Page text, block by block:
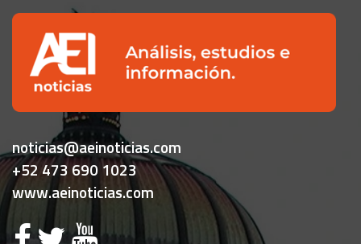
noticias@aeinoticias.com
+52 473 690 1023
www.aeinoticias.com